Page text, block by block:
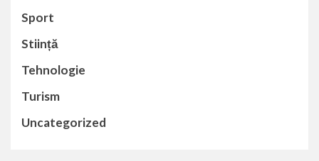
Sport
Stiință
Tehnologie
Turism
Uncategorized